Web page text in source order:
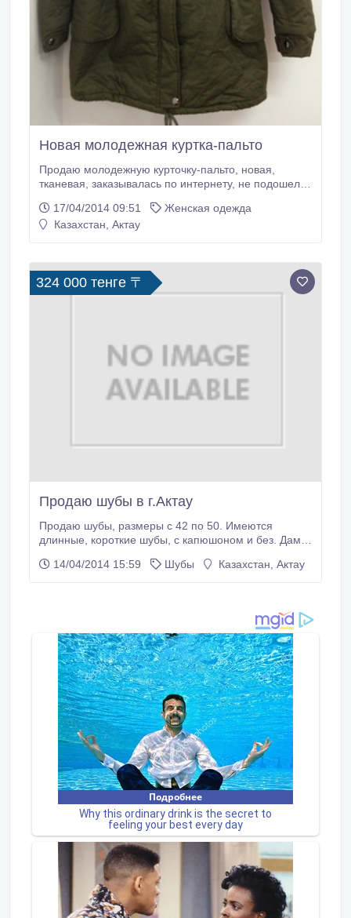
Новая молодежная куртка-пальто
Продаю молодежную курточку-пальто, новая,
тканевая, заказывалась по интернету, не подошел
Своя цена - 12000 тенге..
17/04/2014 09:51
Женская одежда
Казахстан, Актау
324 000 тенге 〒
Продаю шубы в г.Актау
Продаю шубы, размеры с 42 по 50. Имеются
длинные, короткие шубы, с капюшоном и без. Дам в
14/04/2014 15:59
Шубы Казахстан, Актау